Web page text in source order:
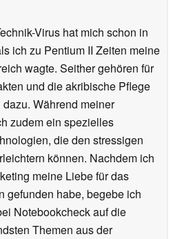
Virus hat mich schon in
ich zu Pentium II Zeiten meine
wagte. Seither gehören für
und die akribische Pflege
Während meiner
zudem ein spezielles
die den stressigen
können. Nachdem ich
meine Liebe für das
gefunden habe, begebe ich
Notebookcheck auf die
Themen aus der